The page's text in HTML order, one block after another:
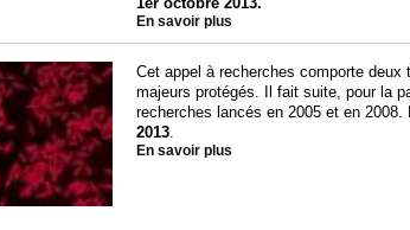
En savoir plus
Cet appel à recherches comporte
majeurs protégés. Il fait suite, pour la
recherches lancés en 2005 et en
2013
En savoir plus